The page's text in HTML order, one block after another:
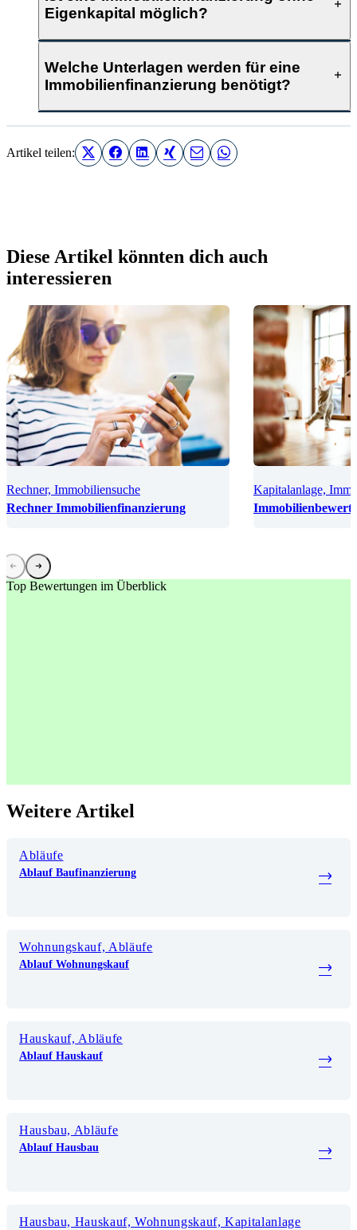
Eigenkapital möglich?
Welche Unterlagen werden für eine
Immobilienfinanzierung benötigt?
Artikel teilen:
Diese Artikel könnten dich auch
interessieren
Rechner, Immobiliensuche
Rechner Immobilienfinanzierung
Kapitalanlage,
Top Bewertungen im Überblick
Weitere Artikel
Abläufe
Ablauf Baufinanzierung
Wohnungskauf, Abläufe
Ablauf Wohnungskauf
Hauskauf, Abläufe
Ablauf Hauskauf
Hausbau, Abläufe
Ablauf Hausbau
Hausbau, Hauskauf, Wohnungskauf, Kapitalanlage